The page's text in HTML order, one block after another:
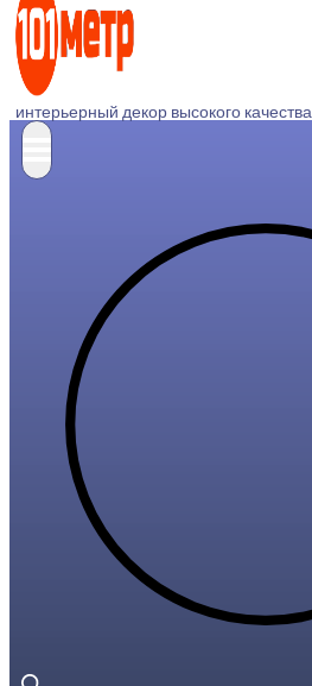
интерьерный декор высокого качества